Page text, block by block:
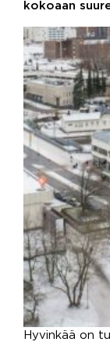
kokoaan
Hyvinkää on